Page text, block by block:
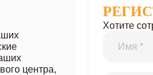
центра,
Хотите